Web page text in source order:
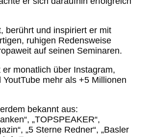
berührt und inspiriert er mit
ruhigen Redensweise
auf seinen Seminaren.
er monatlich über Instagram,
YoutTube mehr als +5 Millionen
bekannt aus:
„TOPSPEAKER“,
„5 Sterne Redner“, „Basler